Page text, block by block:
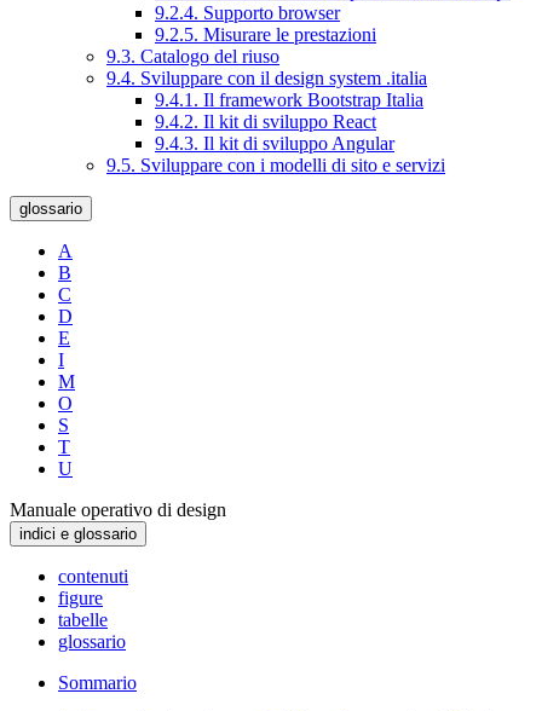
9.2.4. Supporto browser
9.2.5. Misurare le prestazioni
9.3. Catalogo del riuso
9.4. Sviluppare con il design system .italia
9.4.1. Il framework Bootstrap Italia
9.4.2. Il kit di sviluppo React
9.4.3. Il kit di sviluppo Angular
9.5. Sviluppare con i modelli di sito e servizi
glossario
A
B
C
D
E
I
M
O
S
T
U
Manuale operativo di design
indici e glossario
contenuti
figure
tabelle
glossario
Sommario